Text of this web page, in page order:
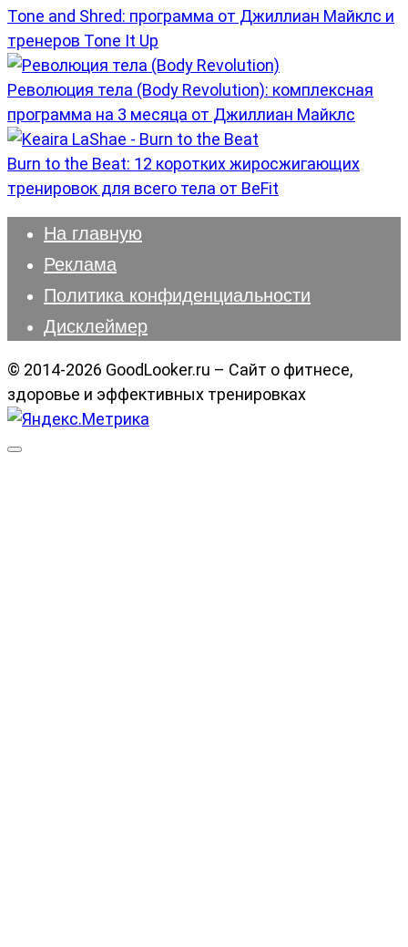
Tone and Shred: программа от Джиллиан Майклс и
тренеров Tone It Up
Революция тела (Body Revolution): комплексная
программа на 3 месяца от Джиллиан Майклс
Burn to the Beat: 12 коротких жиросжигающих
тренировок для всего тела от BeFit
На главную
Реклама
Политика конфиденциальности
Дисклеймер
© 2014-2026 GoodLooker.ru – Сайт о фитнесе,
здоровье и эффективных тренировках